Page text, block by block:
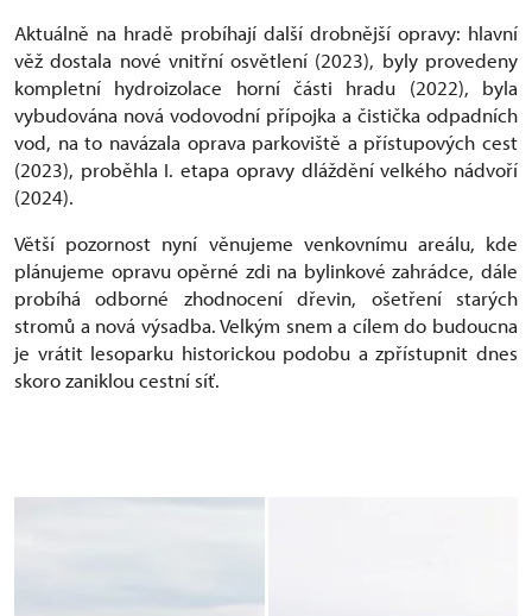
Aktuálně na hradě probíhají další drobnější opravy: hlavní
věž dostala nové vnitřní osvětlení (2023), byly provedeny
kompletní hydroizolace horní části hradu (2022), byla
vybudována nová vodovodní přípojka a čistička odpadních
vod, na to navázala oprava parkoviště a přístupových cest
(2023), proběhla I. etapa opravy dláždění velkého nádvoří
(2024).
Větší pozornost nyní věnujeme venkovnímu areálu, kde
plánujeme opravu opěrné zdi na bylinkové zahrádce, dále
probíhá odborné zhodnocení dřevin, ošetření starých
stromů a nová výsadba. Velkým snem a cílem do budoucna
je vrátit lesoparku historickou podobu a zpřístupnit dnes
skoro zaniklou cestní síť.